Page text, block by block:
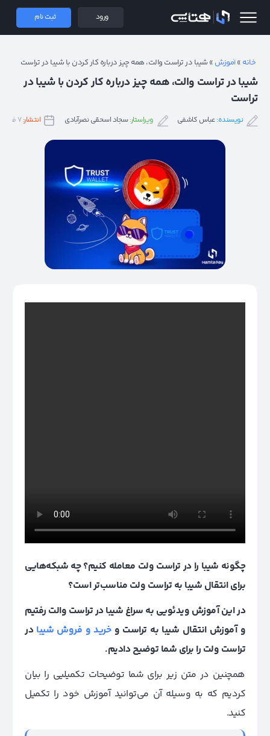
همتاپی ورود ثبت نام
خانه »آموزش » شیبا در تراست والت، همه چیز درباره کار کردن با شیبا در تراست
شیبا در تراست والت، همه چیز درباره کار کردن با شیبا در
تراست
نویسنده:عباس کاشفی ویراستار:سجاد اسحقی نصرآبادی انتشار:۷ فروردین ۱۴۰۲
چگونه شیبا را در تراست ولت معامله کنیم؟ چه شبکه‌هایی
برای انتقال شیبا به تراست ولت مناسب‌تر است؟
در این آموزش ویدئویی به سراغ شیبا در تراست والت رفتیم
و آموزش انتقال شیبا به تراست وخرید و فروش شیبا در
تراست ولت را برای شما توضیح دادیم.
همچنین در متن زیر برای شما توضیحات تکمیلیی را بیان
کردیم که به وسیله آن می‌توانید آموزش خود را تکمیل
کنید.